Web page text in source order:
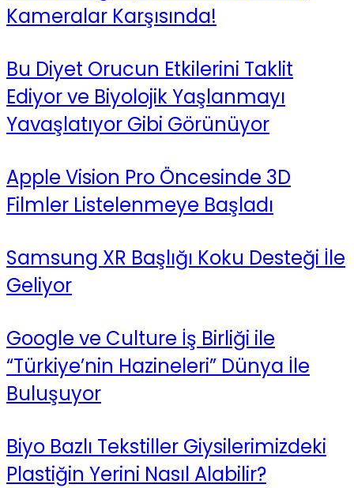
Kameralar Karşısında!
Bu Diyet Orucun Etkilerini Taklit
Ediyor ve Biyolojik Yaşlanmayı
Yavaşlatıyor Gibi Görünüyor
Apple Vision Pro Öncesinde 3D
Filmler Listelenmeye Başladı
Samsung XR Başlığı Koku Desteği İle
Geliyor
Google ve Culture İş Birliği ile
“Türkiye’nin Hazineleri” Dünya İle
Buluşuyor
Biyo Bazlı Tekstiller Giysilerimizdeki
Plastiğin Yerini Nasıl Alabilir?